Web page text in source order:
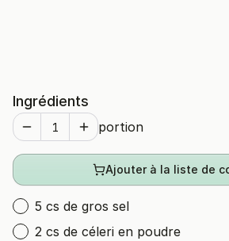
Ingrédients
portion
Ajouter à la liste de
5 cs de gros sel
2 cs de céleri en poudre